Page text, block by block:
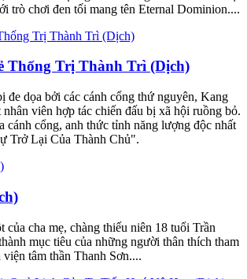
trò chơi đen tối mang tên Eternal Dominion....
Thống Trị Thành Trì (Dịch)
đe dọa bởi các cánh cổng thứ nguyên, Kang
viên hợp tác chiến đấu bị xã hội ruồng bỏ.
cánh cổng, anh thức tỉnh năng lượng độc nhất
Trở Lại Của Thành Chủ".
của cha mẹ, chàng thiếu niên 18 tuổi Trần
mục tiêu của những người thân thích tham
tâm thần Thanh Sơn....